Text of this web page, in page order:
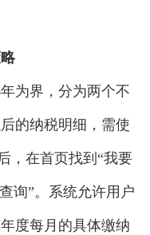
为界，分为两个不
的纳税明细，需使
，在首页找到“我要
询”。系统允许用户
度每月的具体缴纳